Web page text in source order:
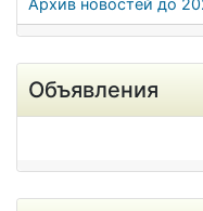
Архив новостей до
Объявления